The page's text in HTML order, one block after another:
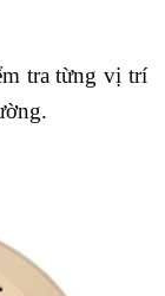
tra từng vị trí